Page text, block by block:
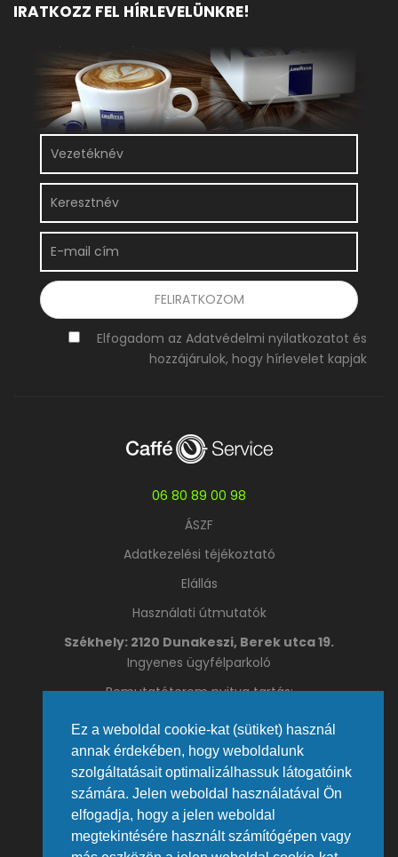
Ez a weboldal cookie-kat (sütiket) használ
annak érdekében, hogy weboldalunk
szolgáltatásait optimalizálhassuk látogatóink
számára. Jelen weboldal használatával Ön
elfogadja, hogy a jelen weboldal
megtekintésére használt számítógépen vagy
IRATKOZZ FEL HÍRLEVELÜNKRE!
Elfogadom az Adatvédelmi nyilatkozatot és
hozzájárulok, hogy hírlevelet kapjak
06 80 89 00 98
ÁSZF
Adatkezelési téjékoztató
Elállás
Használati útmutatók
Székhely: 2120 Dunakeszi, Berek utca 19.
Ingyenes ügyfélparkoló
Bemutatóterem nyitva tartás:
Péntek: 09:00 – 13:00
Telefon: +36 27 392 692 | +36 20 467 3430
Fax: +36 27 392 691
Email:info@caffeservice.hu
Telephely 1133 Budapest, Váci út 80.
Promenade Gardens irodaház, földszint